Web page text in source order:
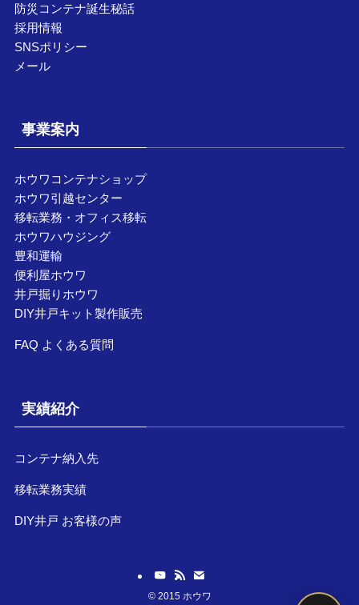
防災コンテナ誕生秘話
採用情報
SNSポリシー
メール
事業案内
ホウワコンテナショップ
ホウワ引越センター
移転業務・オフィス移転
ホウワハウジング
豊和運輸
便利屋ホウワ
井戸掘りホウワ
DIY井戸キット製作販売
FAQ よくある質問
実績紹介
コンテナ納入先
移転業務実績
DIY井戸 お客様の声
©2015 ホウワ